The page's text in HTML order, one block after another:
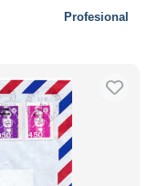
Profesional